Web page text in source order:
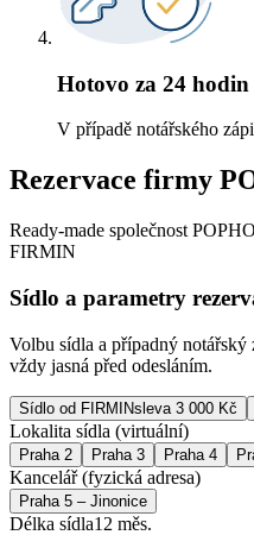
Hotovo za 24 hodin
V případě notářského
Rezervace firmy
Ready-made společnost
FIRMIN
Sídlo a parametry
Volbu sídla a případný
vždy jasná před odesláním.
Sídlo od FIRMINsleva 3 000 Kč
Lokalita sídla (virtuální)
Praha 2 Praha 3 Praha 4
Kancelář (fyzická adresa)
Praha 5 – Jinonice
Délka sídla12 měs.